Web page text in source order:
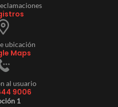
ubicación
Maps
al usuario
9006
1